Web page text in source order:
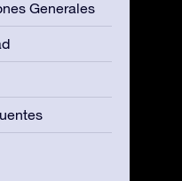
Generales